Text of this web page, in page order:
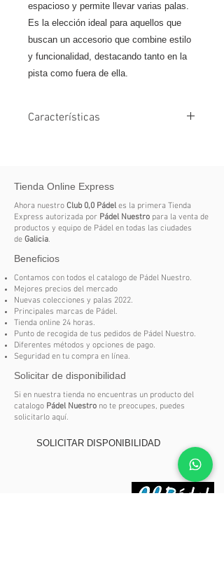
espacioso y permite llevar varias palas.
Es la elección ideal para aquellos que
buscan un accesorio que combine estilo
y funcionalidad, destacando tanto en la
pista como fuera de ella.
Características
Compartimento para Zapatillas Sí
Compartimento Térmico No
Tipo Paleteros
Producto Paleteros
Tienda Online Express
Ahora nuestro Club 0,0 Pádel es la primera Tienda
Express autorizada por Pádel Nuestro para la venta de
productos y equipo de Pádel en todas las ciudades
de Galicia.
Beneficios
Contamos con todos el catalogo de Pádel Nuestro.
Mejores precios del mercado
Nuevas colecciones y palas 2022.
Principales marcas de Pádel.
Tienda online 24 horas.
Punto de recogida de tus pedidos de Pádel Nuestro.
Diferentes métodos y opciones de pago.
Seguridad en tu compra en línea.
Solicitar de disponibilidad
Si en nuestra tienda no encuentras un producto del
catalogo Pádel Nuestro no te preocupes, puedes
solicitarlo aquí.
SOLICITAR DISPONIBILIDAD